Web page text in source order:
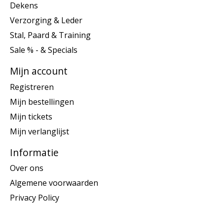
Dekens
Verzorging & Leder
Stal, Paard & Training
Sale % - & Specials
Mijn account
Registreren
Mijn bestellingen
Mijn tickets
Mijn verlanglijst
Informatie
Over ons
Algemene voorwaarden
Privacy Policy